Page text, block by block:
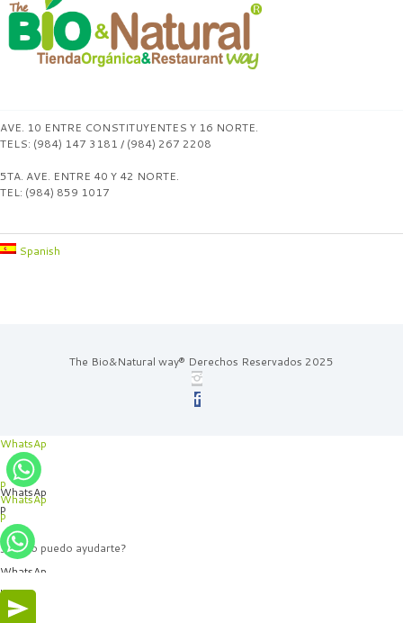
AVE. 10 ENTRE CONSTITUYENTES Y 16 NORTE.
TELS: (984) 147 3181 / (984) 267 2208
5TA. AVE. ENTRE 40 Y 42 NORTE.
TEL: (984) 859 1017
Spanish
The Bio&Natural way® Derechos Reservados 2025
WhatsAp
p
WhatsAp
p
WhatsAp
p
WhatsAp
p
¿Cómo puedo ayudarte?